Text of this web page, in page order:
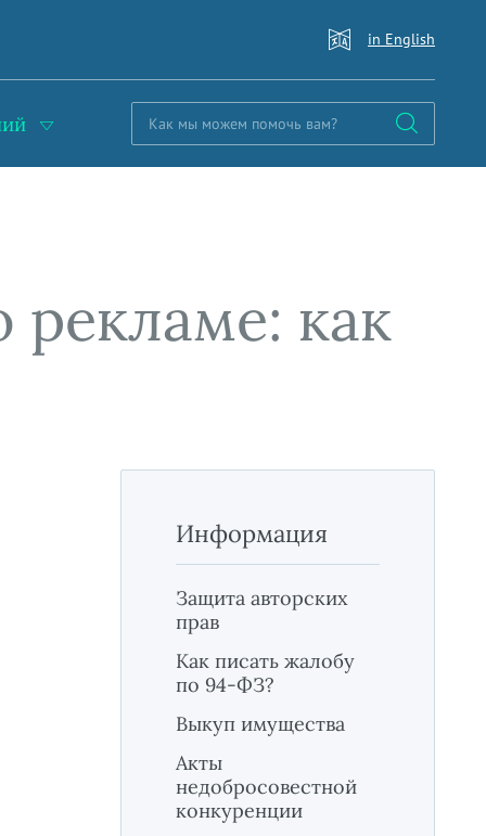
in English
рекламе: как
Информация
Защита авторских
прав
Как писать жалобу
по 94-ФЗ?
Выкуп имущества
Акты
недобросовестной
конкуренции